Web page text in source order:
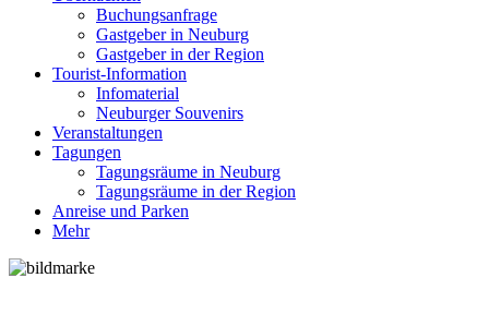
Buchungsanfrage
Gastgeber in Neuburg
Gastgeber in der Region
Tourist-Information
Infomaterial
Neuburger Souvenirs
Veranstaltungen
Tagungen
Tagungsräume in Neuburg
Tagungsräume in der Region
Anreise und Parken
Mehr